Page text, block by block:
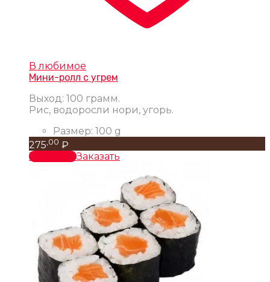
В любимое
Мини-ролл с угрем
Выход: 100 грамм.
Рис, водоросли нори, угорь.
Размер: 100 g
275 ,00 ₽
В корзинуЗаказать